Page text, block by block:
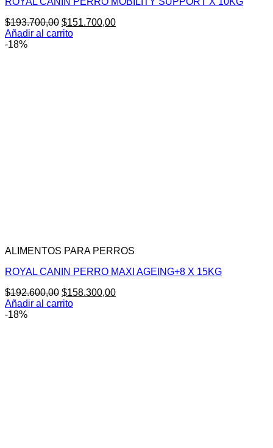
$193.700,00 El
precio
$151.700,00El
Añadir al carrito
-18%
ALIMENTOS PARA PERROS
ROYAL CANIN PERRO MAXI AGEING+8 X 15KG
$192.600,00 El
precio
$158.300,00El
Añadir al carrito
-18%